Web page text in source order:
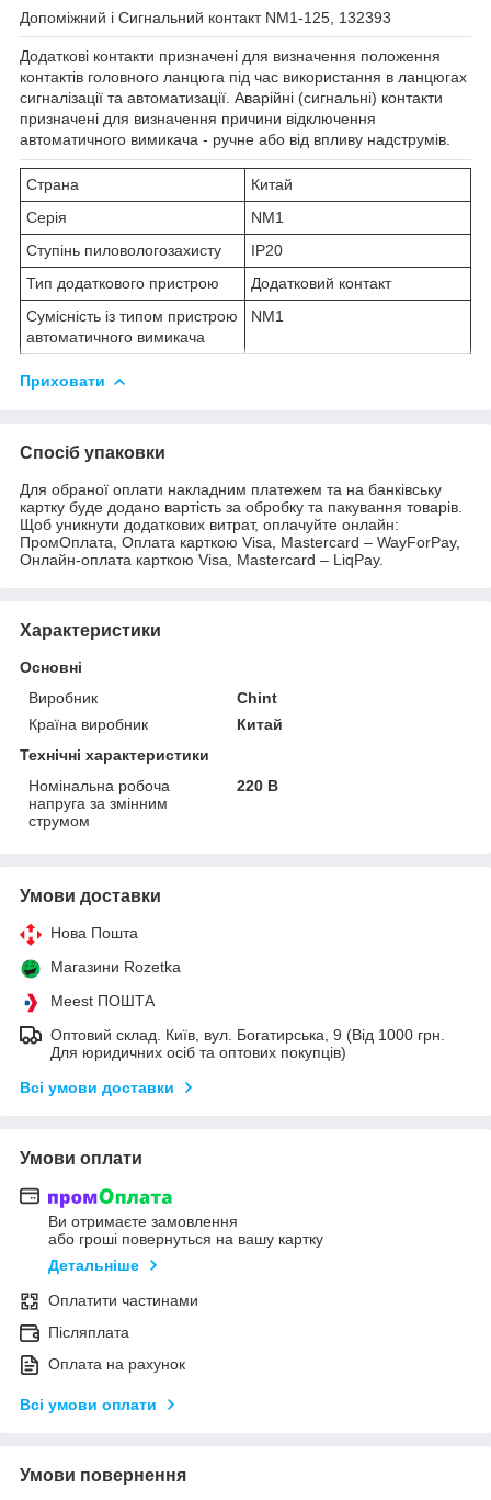
Допоміжний і Сигнальний контакт NM1-125, 132393
Додаткові контакти призначені для визначення положення
контактів головного ланцюга під час використання в ланцюгах
сигналізації та автоматизації. Аварійні (сигнальні) контакти
призначені для визначення причини відключення
автоматичного вимикача - ручне або від впливу надструмів.
Страна
Китай
Cерія
NM1
Ступінь пиловологозахисту
IP20
Тип додаткового пристрою
Додатковий контакт
Сумісність із типом пристрою
автоматичного вимикача
NM1
Приховати
Спосіб упаковки
Для обраної оплати накладним платежем та на банківську
картку буде додано вартість за обробку та пакування товарів.
Щоб уникнути додаткових витрат, оплачуйте онлайн:
ПромОплата, Оплата карткою Visa, Mastercard – WayForPay,
Онлайн-оплата карткою Visa, Mastercard – LiqPay.
Характеристики
Основні
Виробник
Chint
Країна виробник
Китай
Технічні характеристики
Номінальна робоча
напруга за змінним
струмом
220 В
Умови доставки
Нова Пошта
Магазини Rozetka
Meest ПОШТА
Оптовий склад. Київ, вул. Богатирська, 9 (Від 1000 грн.
Для юридичних осіб та оптових покупців)
Всі умови доставки
Умови оплати
Ви отримаєте замовлення
або гроші повернуться на вашу картку
Детальніше
Оплатити частинами
Післяплата
Оплата на рахунок
Всі умови оплати
Умови повернення